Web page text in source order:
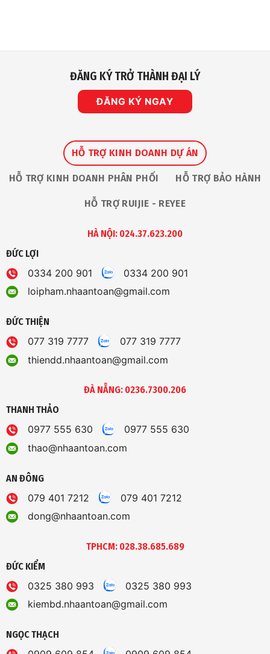
ĐĂNG KÝ TRỞ THÀNH ĐẠI LÝ
ĐĂNG KÝ NGAY
HỖ TRỢ KINH DOANH DỰ ÁN
HỖ TRỢ KINH DOANH PHÂN PHỐI HỖ TRỢ BẢO HÀNH
HỖ TRỢ RUIJIE - REYEE
HÀ NỘI: 024.37.623.200
ĐỨC LỢI
0334 200 901
0334 200 901
loipham.nhaantoan@gmail.com
ĐỨC THIỆN
077 319 7777
077 319 7777
thiendd.nhaantoan@gmail.com
ĐÀ NẴNG: 0236.7300.206
THANH THẢO
0977 555 630
0977 555 630
thao@nhaantoan.com
AN ĐÔNG
079 401 7212
079 401 7212
dong@nhaantoan.com
TPHCM: 028.38.685.689
ĐỨC KIỂM
0325 380 993
0325 380 993
kiembd.nhaantoan@gmail.com
NGỌC THẠCH